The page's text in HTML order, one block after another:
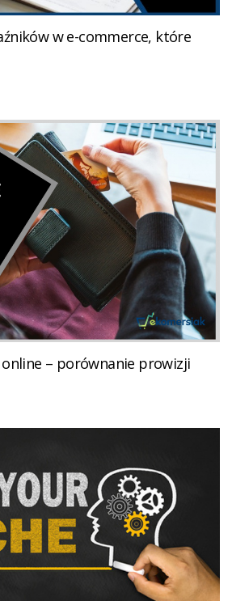
w e-commerce, które
online – porównanie prowizji